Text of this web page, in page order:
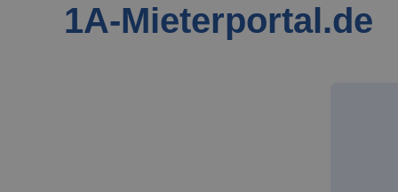
1A-Mieterportal.de